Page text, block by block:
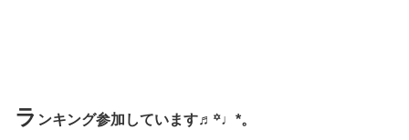
ラ ンキング参加しています♬꙳♩*。